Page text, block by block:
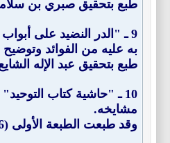
طبع بتحقيق صبري بن
9 ـ " الدر النضيد على أبواب
به عليه من الفوائد
طبع بتحقيق عبد الإله
10 ـ " حاشية كتاب التوحيد
مشايخه.
وقد طبعت الطبعة الأولى (1396هـ) في المطابع الأهلية للأوفست بالرياض، ثم صورت.